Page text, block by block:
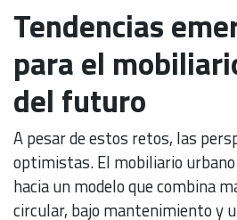
Tendencias
para el
del futuro
A pesar de estos retos, las
optimistas. El mobiliario
hacia un modelo que combina
circular, bajo mantenimiento y